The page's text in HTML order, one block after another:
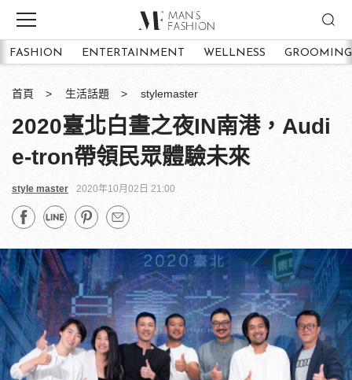
FASHION ENTERTAINMENT WELLNESS GROOMING
首頁 生活話題 stylemaster
2020臺北白晝之夜IN南港，Audi
e-tron帶領民眾體驗未來
style master 2020年10月02日 21:00